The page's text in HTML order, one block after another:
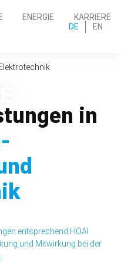
DE EN
ENERGIE KARRIERE
in
entsprechend HOAI
und Mit­wirkung bei der